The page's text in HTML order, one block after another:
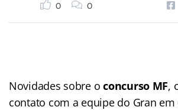
0 0
Novidades sobre oconcurso MF,
contato com a equipe do Gran